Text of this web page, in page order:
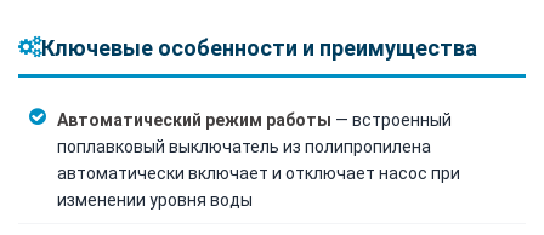
Ключевые особенности и преимущества
Автоматический режим работы — встроенный
поплавковый выключатель из полипропилена
автоматически включает и отключает насос при
изменении уровня воды